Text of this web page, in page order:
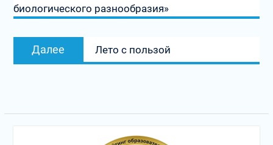
биологического разнообразия»
Далее
запись:
Лето с пользой